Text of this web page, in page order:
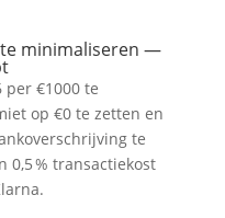
minimaliseren —
per €1000 te
op €0 te zetten en
te
0,5 % transactiekost